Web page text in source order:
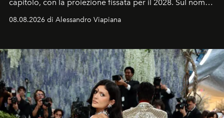
capitolo, con la proiezione fissata per il 2028. Sul nome
dell’attore chiamato a raccogliere l’eredità di Daniel
Craig, però, regna ancora il più assoluto riserbo.
08.08.2026 di Alessandro Viapiana